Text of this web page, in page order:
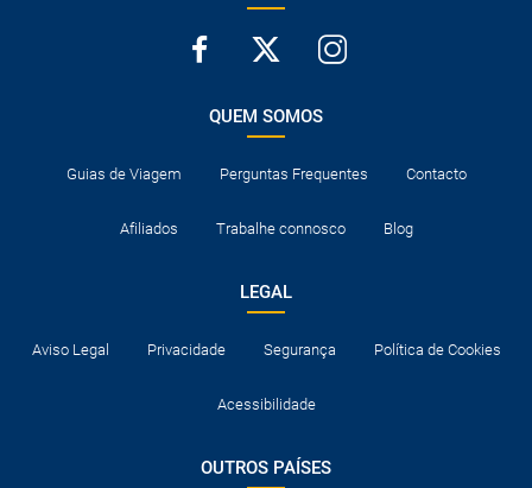
QUEM SOMOS
Guias de Viagem Perguntas Frequentes Contacto
Afiliados Trabalhe connosco Blog
LEGAL
Aviso Legal Privacidade Segurança Política de Cookies
Acessibilidade
OUTROS PAÍSES